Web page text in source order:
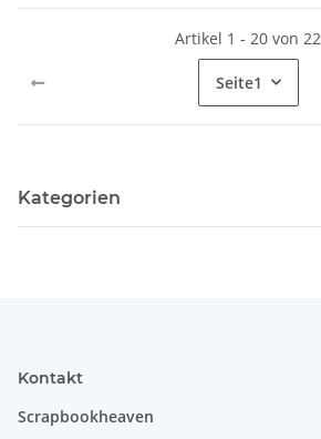
Artikel 1 - 20 von 22
Seite1
Kategorien
Kontakt
Scrapbookheaven